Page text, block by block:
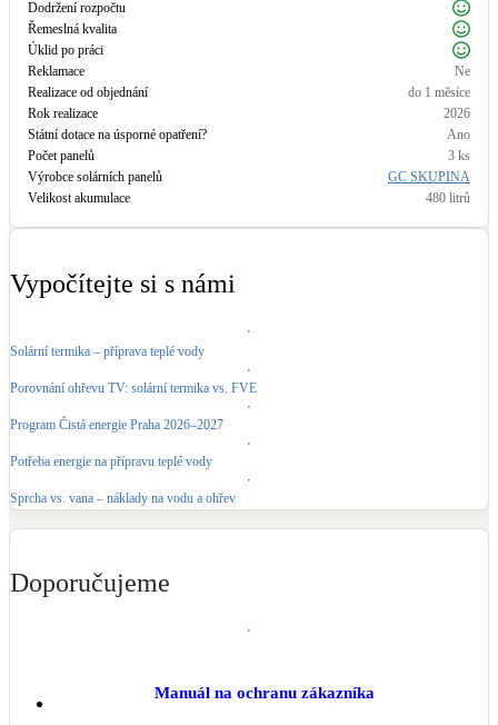
Retence deštové vody
Akumulace dešťovky
Dodržení rozpočtu
Řemeslná kvalita
Úklid po práci
Reklamace
Ne
Realizace od objednání
do 1 měsíce
Rok realizace
2026
Státní dotace na úsporné opatření?
Ano
Počet panelů
3 ks
Výrobce solárních panelů
GC SKUPINA
Velikost akumulace
480 litrů
Vypočítejte si s námi
Solární termika – příprava teplé vody
Porovnání ohřevu TV: solární termika vs. FVE
Program Čistá energie Praha 2026–2027
Potřeba energie na přípravu teplé vody
Sprcha vs. vana – náklady na vodu a ohřev
Doporučujeme
Manuál na ochranu zákazníka